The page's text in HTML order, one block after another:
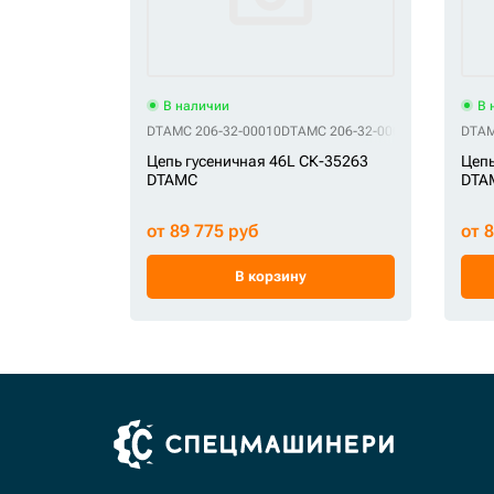
В наличии
DTAMC 206-32-00010DTAMC 206-32-00011 DTAMC
Цепь гусеничная 46L СК-35263
DTAMC
от 89 775 руб
В корзину
В
от